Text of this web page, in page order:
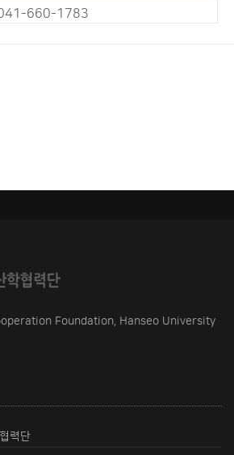
660-1783
Foundation, Hanseo University
력단